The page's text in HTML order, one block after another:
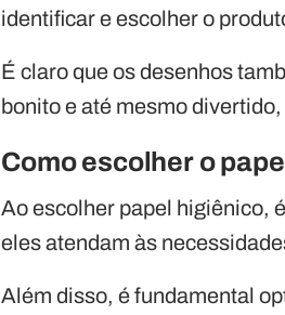
identificar e escolher o
É claro que os desenhos
bonito e até mesmo
Como escolher o
Ao escolher papel higiênico,
eles atendam às
Além disso, é fundamental